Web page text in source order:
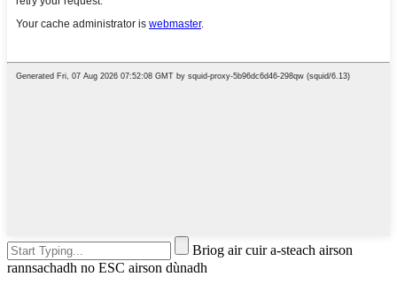
Briog air cuir a-steach airson
rannsachadh no ESC airson dùnadh